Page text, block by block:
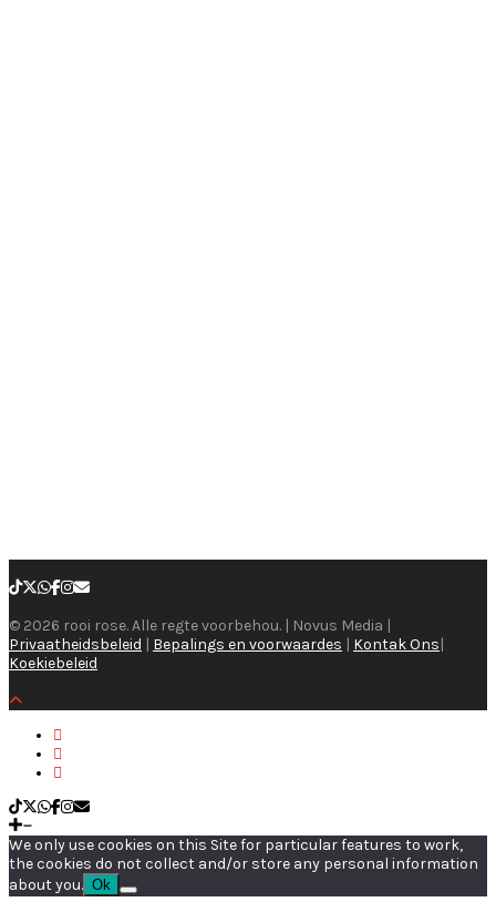
© 2026 rooi rose. Alle regte voorbehou. | Novus Media |
Privaatheidsbeleid | Bepalings en voorwaardes | Kontak Ons|
Koekiebeleid
We only use cookies on this Site for particular features to work,
the cookies do not collect and/or store any personal information
about you. Ok